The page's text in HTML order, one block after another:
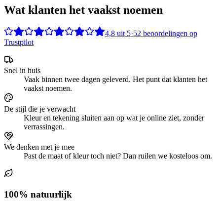
Wat klanten het vaakst noemen
4,8 uit5·52 beoordelingen op
Trustpilot
Snel in huis
Vaak binnen twee dagen geleverd. Het punt dat klanten het
vaakst noemen.
De stijl die je verwacht
Kleur en tekening sluiten aan op wat je online ziet, zonder
verrassingen.
We denken met je mee
Past de maat of kleur toch niet? Dan ruilen we kosteloos om.
100% natuurlijk